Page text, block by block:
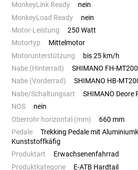
MonkeyLink Ready
nein
MonkeyLoad Ready
nein
Motor-Leistung
250 Watt
Motortyp
Mittelmotor
Motorunterstützung
bis 25 km/h
Nabe (Hinterrad)
SHIMANO FH-
Nabe (Vorderrad)
SHIMANO HB-
Nabe/Schaltungsart
SHIMANO Deore
NOS
nein
Oberrohr horizontal (mm)
660 mm
Pedale
Trekking Pedale mit
Kunststoffkäfig
Produktart
Erwachsenenfahrrad
Produktkategorie
E-ATB Hardtail